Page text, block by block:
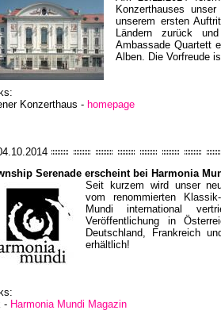
Konzerthauses
unserem ersten
Ländern zurück
Ambassade Quartett
Alben. Die Vorfreude
Konzerthaus - homepage
Serenade erscheint bei Harmonia
Seit kurzem wird unser
vom renommierten
Mundi international
Veröffentlichung in
Deutschland, Frankreich
erhältlich!
- Harmonia Mundi Magazin